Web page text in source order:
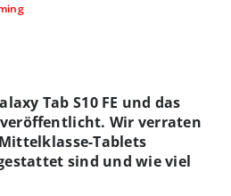
Tab S10 FE und das
veröffentlicht. Wir verraten
Tablets
sind und wie viel